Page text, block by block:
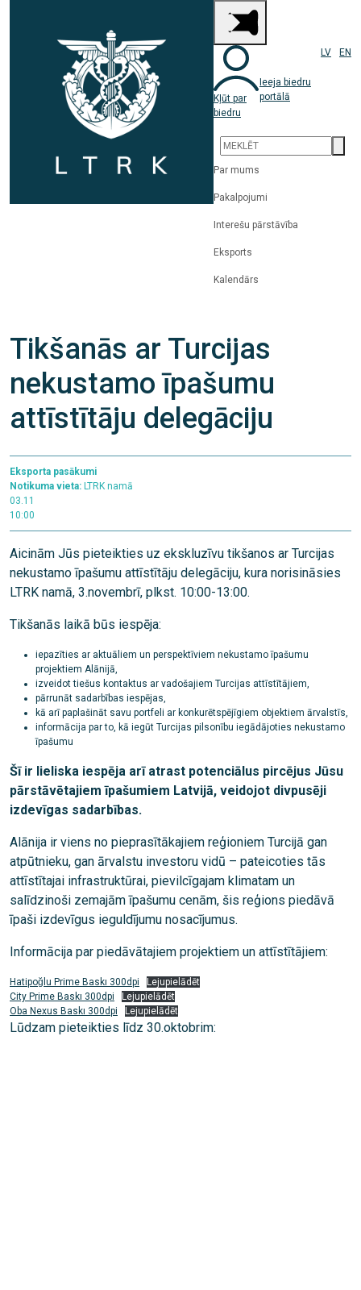
Kļūt par
biedru
Ieeja biedru
portālā
LV EN
Par mums
Pakalpojumi
Interešu pārstāvība
Eksports
Kalendārs
Tikšanās ar Turcijas
nekustamo īpašumu
attīstītāju delegāciju
Eksporta pasākumi
Notikuma vieta: LTRK namā
03.11
10:00
Aicinām Jūs pieteikties uz ekskluzīvu tikšanos ar Turcijas
nekustamo īpašumu attīstītāju delegāciju, kura norisināsies
LTRK namā, 3.novembrī, plkst. 10:00-13:00.
Tikšanās laikā būs iespēja:
iepazīties ar aktuāliem un perspektīviem nekustamo īpašumu
projektiem Alānijā,
izveidot tiešus kontaktus ar vadošajiem Turcijas attīstītājiem,
pārrunāt sadarbības iespējas,
kā arī paplašināt savu portfeli ar konkurētspējīgiem objektiem ārvalstīs,
informācija par to, kā iegūt Turcijas pilsonību iegādājoties nekustamo
īpašumu
Šī ir lieliska iespēja arī atrast potenciālus pircējus Jūsu
pārstāvētajiem īpašumiem Latvijā, veidojot divpusēji
izdevīgas sadarbības.
Alānija ir viens no pieprasītākajiem reģioniem Turcijā gan
atpūtnieku, gan ārvalstu investoru vidū – pateicoties tās
attīstītajai infrastruktūrai, pievilcīgajam klimatam un
salīdzinoši zemajām īpašumu cenām, šis reģions piedāvā
īpaši izdevīgus ieguldījumu nosacījumus.
Informācija par piedāvātajiem projektiem un attīstītājiem:
Hatipoğlu Prime Baskı 300dpi
Lejupielādēt
City Prime Baskı 300dpi
Lejupielādēt
Oba Nexus Baskı 300dpi
Lejupielādēt
Lūdzam pieteikties līdz 30.oktobrim: